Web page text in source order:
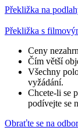
Překližka na
Překližka s
Ceny
Čím větší
Všechny
vyžádání.
Chcete-li se
podívejte se
Obraťte se na